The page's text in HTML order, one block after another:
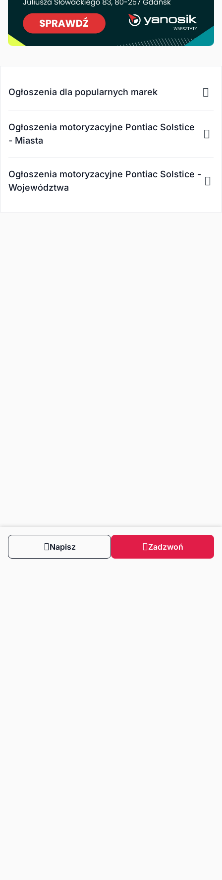
Zadzwoń
Napisz
Ogłoszenia dla popularnych marek
Ogłoszenia motoryzacyjne Pontiac Solstice
- Miasta
Ogłoszenia motoryzacyjne Pontiac Solstice -
Województwa